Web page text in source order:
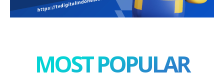
MOST POPULAR